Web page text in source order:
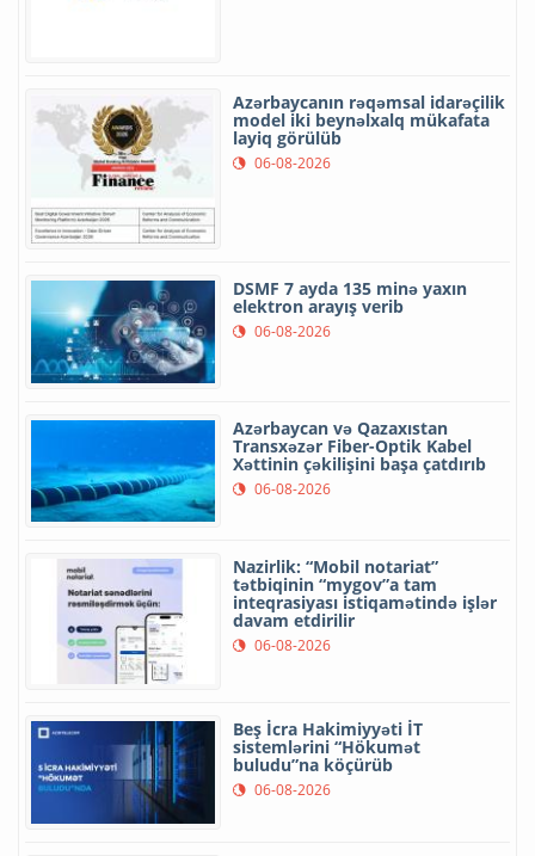
Azərbaycanın rəqəmsal idarəçilik
model iki beynəlxalq mükafata
layiq görülüb
06-08-2026
DSMF 7 ayda 135 minə yaxın
elektron arayış verib
06-08-2026
Azərbaycan və Qazaxıstan
Transxəzər Fiber-Optik Kabel
Xəttinin çəkilişini başa çatdırıb
06-08-2026
Nazirlik: “Mobil notariat”
tətbiqinin “mygov”a tam
inteqrasiyası istiqamətində işlər
davam etdirilir
06-08-2026
Beş İcra Hakimiyyəti İT
sistemlərini “Hökumət
buludu”na köçürüb
06-08-2026